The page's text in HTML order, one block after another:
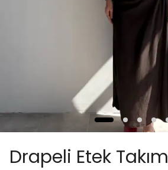
Drapeli Etek Takım